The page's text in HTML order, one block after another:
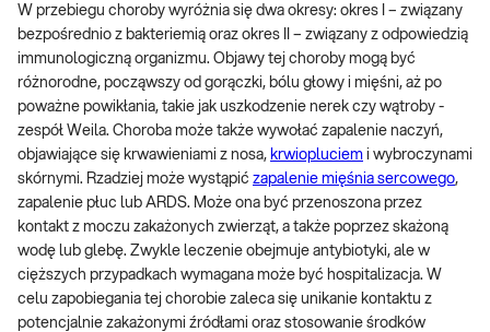
W przebiegu choroby wyróżnia się dwa okresy: okres I – związany
bezpośrednio z bakteriemią oraz okres II – związany z odpowiedzią
immunologiczną organizmu. Objawy tej choroby mogą być
różnorodne, począwszy od gorączki, bólu głowy i mięśni, aż po
poważne powikłania, takie jak uszkodzenie nerek czy wątroby -
zespół Weila. Choroba może także wywołać zapalenie naczyń,
objawiające się krwawieniami z nosa, krwiopluciem i wybroczynami
skórnymi. Rzadziej może wystąpić zapalenie mięśnia sercowego,
zapalenie płuc lub ARDS. Może ona być przenoszona przez
kontakt z moczu zakażonych zwierząt, a także poprzez skażoną
wodę lub glebę. Zwykle leczenie obejmuje antybiotyki, ale w
cięższych przypadkach wymagana może być hospitalizacja. W
celu zapobiegania tej chorobie zaleca się unikanie kontaktu z
potencjalnie zakażonymi źródłami oraz stosowanie środków